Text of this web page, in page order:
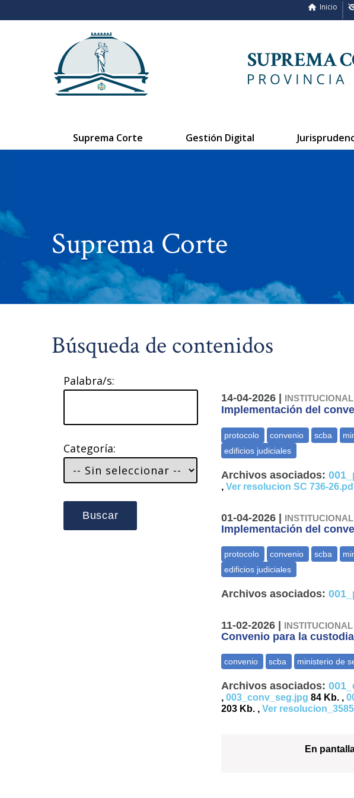
Inicio
Suprema Corte Gestión Digital
Suprema Corte
Búsqueda de contenidos
Palabra/s:
Categoría:
Buscar
14-04-2026 | INSTITUCIONAL
Implementación del
Archivos asociados:
, Ver resolucion SC 736-
01-04-2026 | INSTITUCIONAL
Implementación del
Archivos asociados:
11-02-2026 | INSTITUCIONAL
Convenio para la
Archivos asociados:
, 003_conv_seg.jpg 84 Kb. ,
203 Kb. , Ver
En